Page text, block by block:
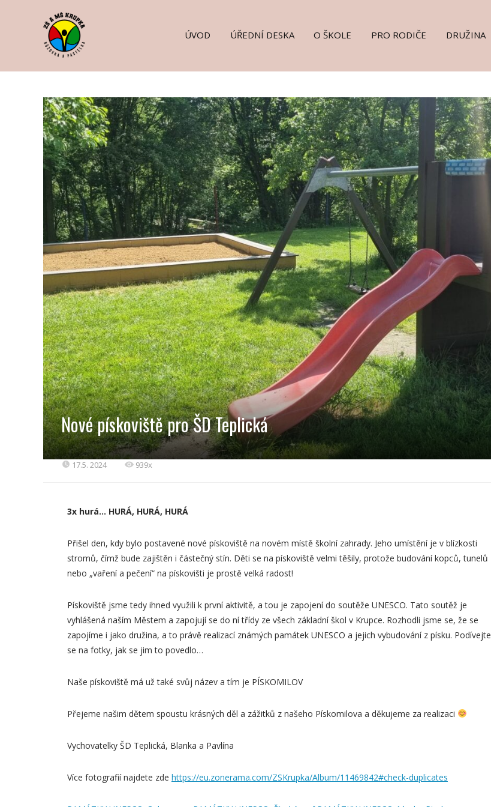
ÚVOD ÚŘEDNÍ DESKA O ŠKOLE PRO RODIČE DRUŽINA
Nové pískoviště pro ŠD Teplická
17.5. 2024 939x
3x hurá… HURÁ, HURÁ, HURÁ
Přišel den, kdy bylo postavené nové pískoviště na novém místě školní zahrady. Jeho umístění je v blízkosti
stromů, čímž bude zajištěn i částečný stín. Děti se na pískoviště velmi těšily, protože budování kopců, tunelů
nebo „vaření a pečení“ na pískovišti je prostě velká radost!
Pískoviště jsme tedy ihned využili k první aktivitě, a tou je zapojení do soutěže UNESCO. Tato soutěž je
vyhlášená naším Městem a zapojují se do ní třídy ze všech základní škol v Krupce. Rozhodli jsme se, že se
zapojíme i jako družina, a to právě realizací známých památek UNESCO a jejich vybudování z písku. Podívejte
se na fotky, jak se jim to povedlo…
Naše pískoviště má už také svůj název a tím je PÍSKOMILOV
Přejeme našim dětem spoustu krásných děl a zážitků z našeho Pískomilova a děkujeme za realizaci
Vychovatelky ŠD Teplická, Blanka a Pavlína
Více fotografií najdete zde https://eu.zonerama.com/ZSKrupka/Album/11469842#check-duplicates